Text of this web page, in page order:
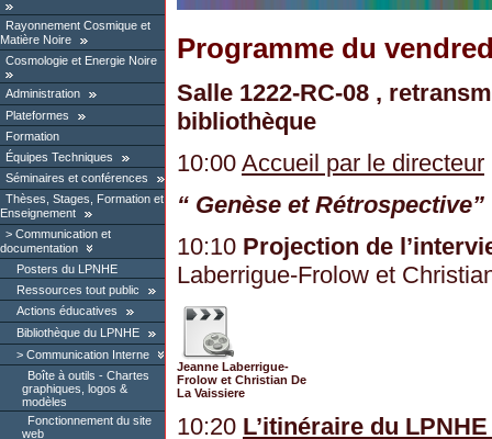
Rayonnement Cosmique et
Matière Noire
Cosmologie et Energie Noire
Administration
Plateformes
Formation
Équipes Techniques
Séminaires et conférences
Thèses, Stages, Formation et
Enseignement
Communication et
documentation
Posters du LPNHE
Ressources tout public
Actions éducatives
Bibliothèque du LPNHE
Communication Interne
Boîte à outils - Chartes
graphiques, logos &
modèles
Fonctionnement du site
web
Programme du
Salle 1222-RC-08 ,
bibliothèque
10:00 Accueil par le directeur
“ Genèse et Rétrospective”
10:10 Projection de
Laberrigue-Frolow et
Jeanne Laberrigue-
Frolow et Christian De
La Vaissiere
10:20 L’itinéraire du